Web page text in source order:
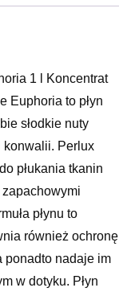
1 l Koncentrat
Euphoria to płyn
słodkie nuty
konwalii. Perlux
płukania tkanin
płynu to
również ochronę
ponadto nadaje im
w dotyku. Płyn